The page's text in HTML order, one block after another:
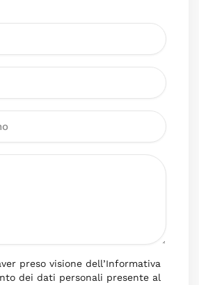
preso visione dell’Informativa
dei dati personali presente al